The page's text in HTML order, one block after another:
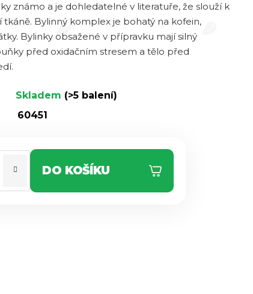
známo a je dohledatelné v literatuře, že slouží k
Bylinný komplex je bohatý na kofein,
Bylinky obsažené v přípravku mají silný
před oxidačním stresem a tělo před
Skladem (>5 balení)
60451
DO KOŠÍKU